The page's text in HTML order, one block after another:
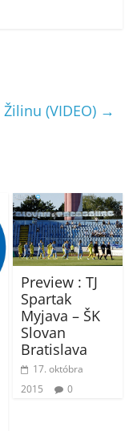
(VIDEO) →
Preview : TJ
Spartak
Myjava – ŠK
Slovan
Bratislava
17. októbra
2015
0